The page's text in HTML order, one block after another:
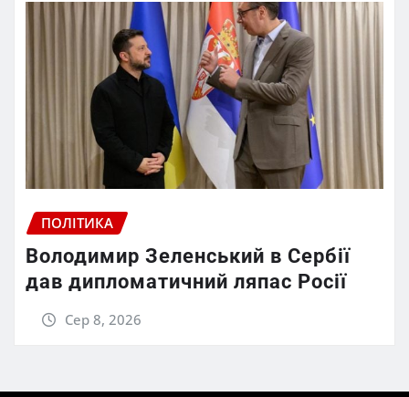
ПОЛІТИКА
Володимир Зеленський в Сербії
дав дипломатичний ляпас Росії
Сер 8, 2026